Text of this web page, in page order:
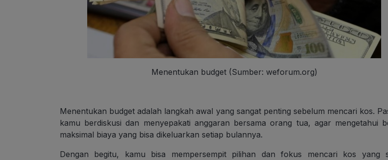
Menentukan budget (Sumber: weforum.org)
Menentukan budget adalah langkah awal yang sangat penting sebelum mencari kos.
kamu berdiskusi dan menyepakati anggaran bersama orang tua, agar mengetahui
maksimal biaya yang bisa dikeluarkan setiap bulannya.
Dengan begitu, kamu bisa mempersempit pilihan dan fokus mencari kos yang